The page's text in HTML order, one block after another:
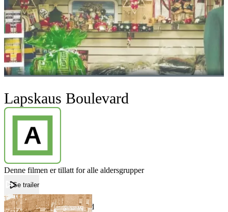
Lapskaus Boulevard
Denne filmen er tillatt for alle aldersgrupper
Se trailer
ForsideLapskaus Boulevard